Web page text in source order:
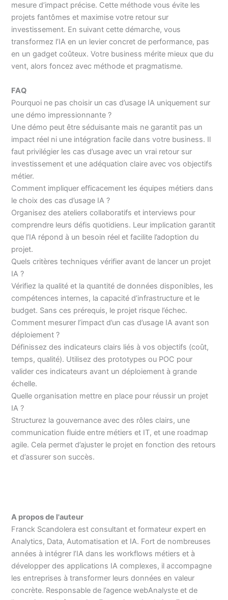
mesure d’impact précise. Cette méthode vous évite les
projets fantômes et maximise votre retour sur
investissement. En suivant cette démarche, vous
transformez l’IA en un levier concret de performance, pas
en un gadget coûteux. Votre business mérite mieux que du
vent, alors foncez avec méthode et pragmatisme.
FAQ
Pourquoi ne pas choisir un cas d’usage IA uniquement sur
une démo impressionnante ?
Une démo peut être séduisante mais ne garantit pas un
impact réel ni une intégration facile dans votre business. Il
faut privilégier les cas d’usage avec un vrai retour sur
investissement et une adéquation claire avec vos objectifs
métier.
Comment impliquer efficacement les équipes métiers dans
le choix des cas d’usage IA ?
Organisez des ateliers collaboratifs et interviews pour
comprendre leurs défis quotidiens. Leur implication garantit
que l’IA répond à un besoin réel et facilite l’adoption du
projet.
Quels critères techniques vérifier avant de lancer un projet
IA ?
Vérifiez la qualité et la quantité de données disponibles, les
compétences internes, la capacité d’infrastructure et le
budget. Sans ces prérequis, le projet risque l’échec.
Comment mesurer l’impact d’un cas d’usage IA avant son
déploiement ?
Définissez des indicateurs clairs liés à vos objectifs (coût,
temps, qualité). Utilisez des prototypes ou POC pour
valider ces indicateurs avant un déploiement à grande
échelle.
Quelle organisation mettre en place pour réussir un projet
IA ?
Structurez la gouvernance avec des rôles clairs, une
communication fluide entre métiers et IT, et une roadmap
agile. Cela permet d’ajuster le projet en fonction des retours
et d’assurer son succès.
A propos de l'auteur
Franck Scandolera est consultant et formateur expert en
Analytics, Data, Automatisation et IA. Fort de nombreuses
années à intégrer l’IA dans les workflows métiers et à
développer des applications IA complexes, il accompagne
les entreprises à transformer leurs données en valeur
concrète. Responsable de l’agence webAnalyste et de